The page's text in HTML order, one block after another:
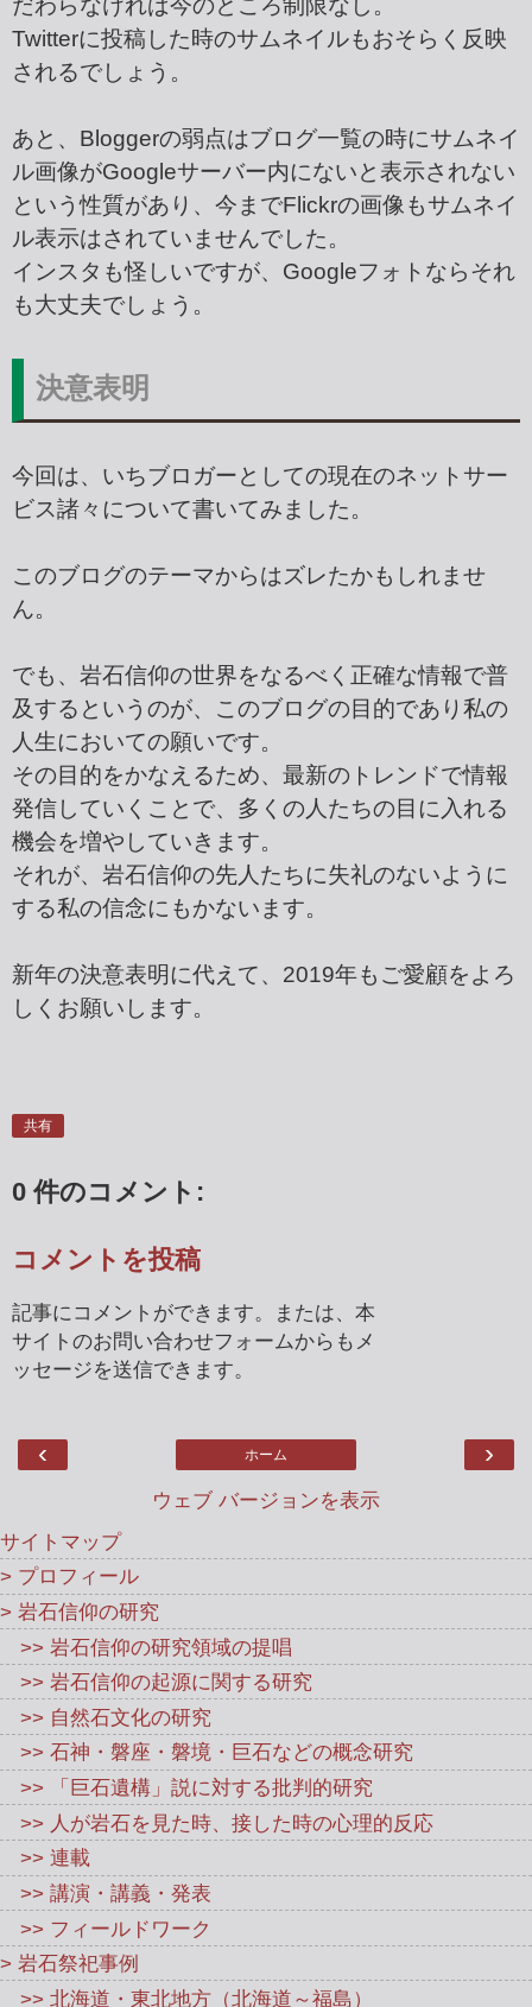
Twitterに投稿した時のサムネイルもおそらく反映
されるでしょう。
あと、Bloggerの弱点はブログ一覧の時にサムネイ
ル画像がGoogleサーバー内にないと表示されない
という性質があり、今までFlickrの画像もサムネイ
ル表示はされていませんでした。
インスタも怪しいですが、Googleフォトならそれ
も大丈夫でしょう。
決意表明
今回は、いちブロガーとしての現在のネットサー
ビス諸々について書いてみました。
このブログのテーマからはズレたかもしれませ
ん。
でも、岩石信仰の世界をなるべく正確な情報で普
及するというのが、このブログの目的であり私の
人生においての願いです。
その目的をかなえるため、最新のトレンドで情報
発信していくことで、多くの人たちの目に入れる
機会を増やしていきます。
それが、岩石信仰の先人たちに失礼のないように
する私の信念にもかないます。
新年の決意表明に代えて、2019年もご愛顧をよろ
しくお願いします。
共有
0 件のコメント:
コメントを投稿
記事にコメントができます。または、本
サイトのお問い合わせフォームからもメ
ッセージを送信できます。
‹ ›
ホーム
ウェブ バージョンを表示
サイトマップ
> プロフィール
> 岩石信仰の研究
>> 岩石信仰の研究領域の提唱
>> 岩石信仰の起源に関する研究
>> 自然石文化の研究
>> 石神・磐座・磐境・巨石などの概念研究
>> 「巨石遺構」説に対する批判的研究
>> 人が岩石を見た時、接した時の心理的反応
>> 連載
>> 講演・講義・発表
>> フィールドワーク
> 岩石祭祀事例
>> 北海道・東北地方（北海道～福島）